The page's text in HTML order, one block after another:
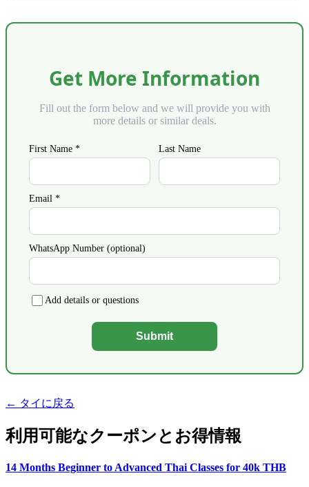
Get More Information
Fill out the form below and we will provide you with
more details or similar deals.
First Name * Last Name
Email *
WhatsApp Number (optional)
Add details or questions
Submit
← タイに戻る
利用可能なクーポンとお得情報
14 Months Beginner to Advanced Thai Classes for 40k THB